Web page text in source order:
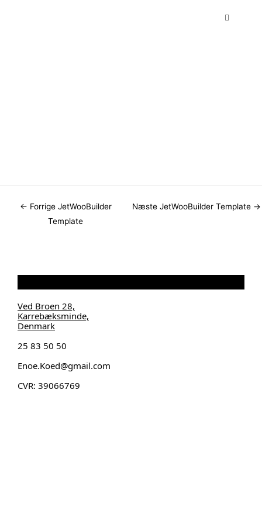
← Forrige JetWooBuilder
Template
Næste JetWooBuilder Template →
Ved Broen 28,
Karrebæksminde,
Denmark
25 83 50 50
Enoe.Koed@gmail.com
CVR: 39066769